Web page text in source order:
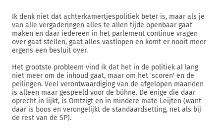
Ik denk niet dat achterkamertjespolitiek beter is, maar als je
van alle vergaderingen alles te allen tijde openbaar gaat
maken en daar iedereen in het parlement continue vragen
over gaat stellen, gaat alles vastlopen en komt er nooit meer
ergens een besluit over.
Het grootste probleem vind ik dat het in de politiek al lang
niet meer om de inhoud gaat, maar om het 'scoren' en de
peilingen. Veel verontwaardiging van de afgelopen maanden
is alleen maar gespeeld voor de bühne. De enige die daar
oprecht in lijkt, is Omtzigt en in mindere mate Leijten (want
daar is boos en verongelijkt de standaardsetting, net als bij
de rest van de SP).